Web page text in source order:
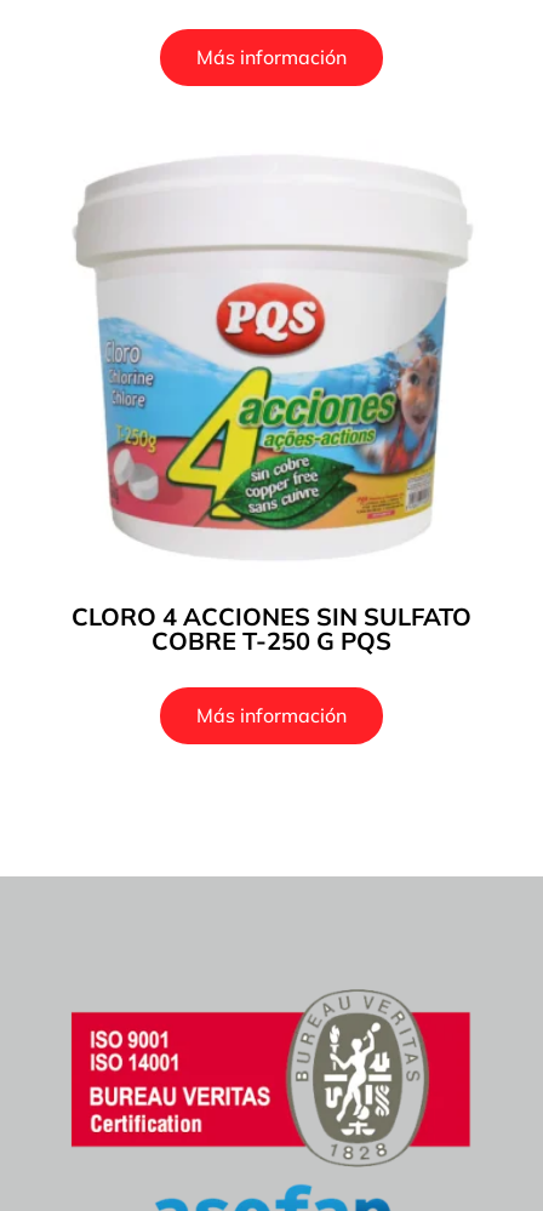
Más información
CLORO 4 ACCIONES SIN SULFATO
COBRE T-250 G PQS
Más información